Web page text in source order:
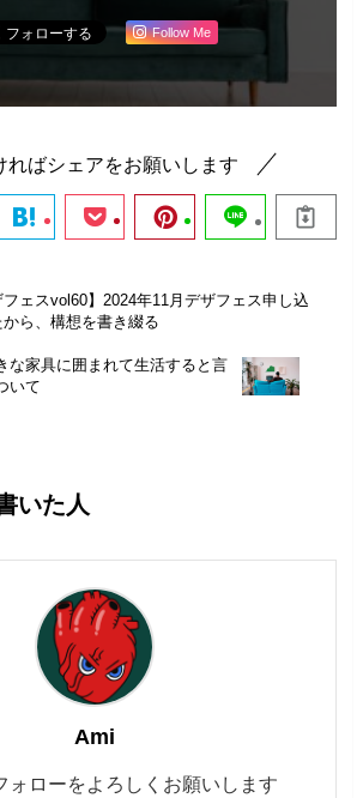
Follow Me
ればシェアをお願いします
フェスvol60】2024年11月デザフェス申し込
ら、構想を書き綴る
な家具に囲まれて生活すると言
いて
いた人
Ami
ォローをよろしくお願いします